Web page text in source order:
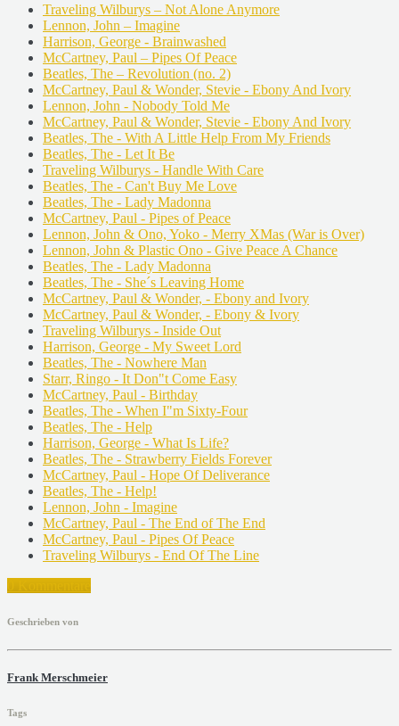
Traveling Wilburys – Not Alone Anymore
Lennon, John – Imagine
Harrison, George - Brainwashed
McCartney, Paul – Pipes Of Peace
Beatles, The – Revolution (no. 2)
McCartney, Paul & Wonder, Stevie - Ebony And Ivory
Lennon, John - Nobody Told Me
McCartney, Paul & Wonder, Stevie - Ebony And Ivory
Beatles, The - With A Little Help From My Friends
Beatles, The - Let It Be
Traveling Wilburys - Handle With Care
Beatles, The - Can't Buy Me Love
Beatles, The - Lady Madonna
McCartney, Paul - Pipes of Peace
Lennon, John & Ono, Yoko - Merry XMas (War is Over)
Lennon, John & Plastic Ono - Give Peace A Chance
Beatles, The - Lady Madonna
Beatles, The - She´s Leaving Home
McCartney, Paul & Wonder, - Ebony and Ivory
McCartney, Paul & Wonder, - Ebony & Ivory
Traveling Wilburys - Inside Out
Harrison, George - My Sweet Lord
Beatles, The - Nowhere Man
Starr, Ringo - It Don"t Come Easy
McCartney, Paul - Birthday
Beatles, The - When I"m Sixty-Four
Beatles, The - Help
Harrison, George - What Is Life?
Beatles, The - Strawberry Fields Forever
McCartney, Paul - Hope Of Deliverance
Beatles, The - Help!
Lennon, John - Imagine
McCartney, Paul - The End of The End
McCartney, Paul - Pipes Of Peace
Traveling Wilburys - End Of The Line
Geschrieben von
Frank Merschmeier
Tags